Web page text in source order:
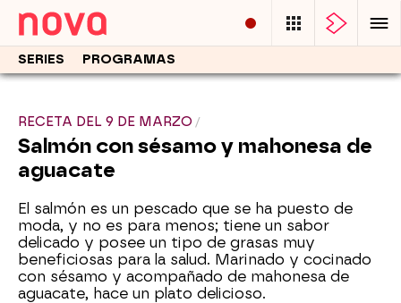
SERIES PROGRAMAS
RECETA DEL 9 DE MARZO
Salmón con sésamo y mahonesa de
aguacate
El salmón es un pescado que se ha puesto de
moda, y no es para menos; tiene un sabor
delicado y posee un tipo de grasas muy
beneficiosas para la salud. Marinado y cocinado
con sésamo y acompañado de mahonesa de
aguacate, hace un plato delicioso.